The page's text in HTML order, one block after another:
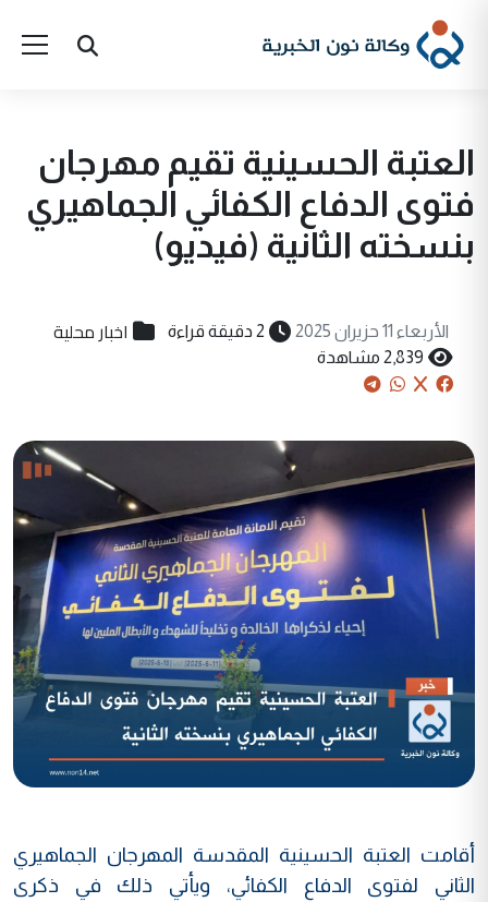
العتبة الحسينية تقيم مهرجان
فتوى الدفاع الكفائي الجماهيري
بنسخته الثانية (فيديو)
الأربعاء 11 حزيران 2025 2 دقيقة قراءة اخبار محلية
2,839 مشاهدة
أقامت العتبة الحسينية المقدسة المهرجان الجماهيري
الثاني لفتوى الدفاع الكفائي، ويأتي ذلك في ذكرى